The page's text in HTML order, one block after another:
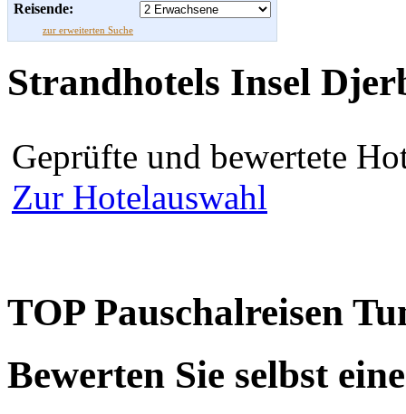
Reisende:
zur erweiterten Suche
Strandhotels Insel
Geprüfte und bewertete
Zur Hotelauswahl
TOP Pauschalreisen
Bewerten Sie selbst